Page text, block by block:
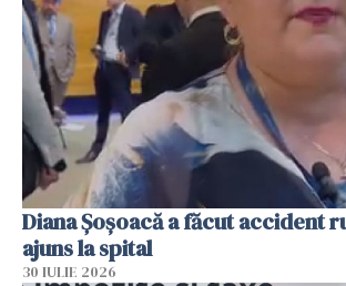
Diana Șoșoacă a făcut accident
ajuns la spital
30 IULIE 2026